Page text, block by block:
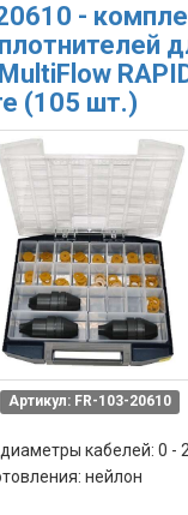
-
(105 шт.)
Артикул: FR-103-20610
кабелей: 0 -
нейлон